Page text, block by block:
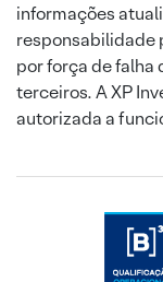
informações
responsabilidade
por força de falha
terceiros. A XP
autorizada a